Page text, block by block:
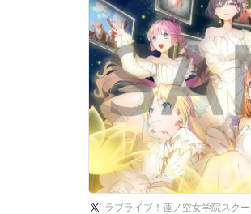
ラブライブ！蓮ノ空女学院スク